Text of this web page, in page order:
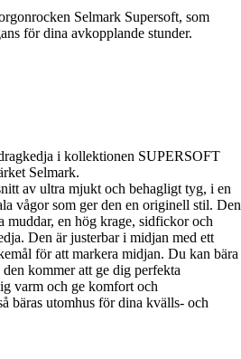
Selmark Supersoft, som
för dina avkopplande stunder.
i kollektionen SUPERSOFT
Selmark.
av ultra mjukt och behagligt tyg, i en
vågor som ger den en originell stil. Den
muddar, en hög krage, sidfickor och
Den är justerbar i midjan med ett
för att markera midjan. Du kan bära
kommer att ge dig perfekta
varm och ge komfort och
bäras utomhus för dina kvälls- och